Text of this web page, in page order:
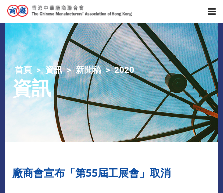
首頁 資訊 新聞稿 2020
資訊
廠商會宣布「第55屆工展會」取消